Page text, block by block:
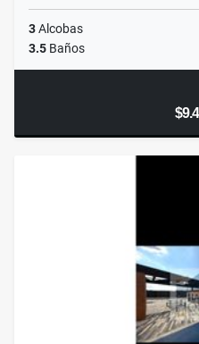
3Alcobas
3.5 Baños